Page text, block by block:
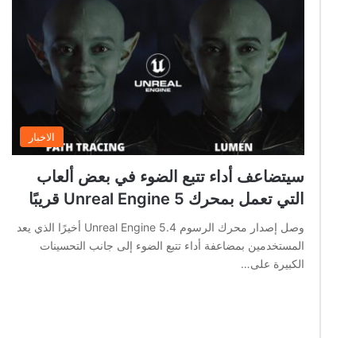
الاخبار
سيتضاعف أداء تتبع الضوء في بعض ألعاب
التي تعمل بمحرك Unreal Engine 5 قريبًا
وصل إصدار محرك الرسوم Unreal Engine 5.4 أخيرًا الذي يعد
المستخدمين بمضاعفة أداء تتبع الضوء إلى جانب التحسينات
الكبيرة على…